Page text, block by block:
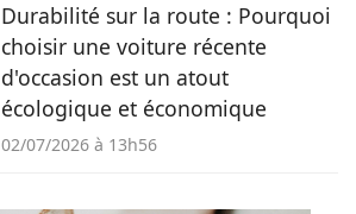
Durabilité sur la route : Pourquoi
choisir une voiture récente
d'occasion est un atout
écologique et économique
02/07/2026 à 13h56